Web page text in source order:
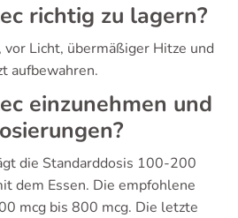
richtig zu lagern?
Licht, übermäßiger Hitze und
aufbewahren.
einzunehmen und
die Standarddosis 100-200
dem Essen. Die empfohlene
mcg bis 800 mcg. Die letzte